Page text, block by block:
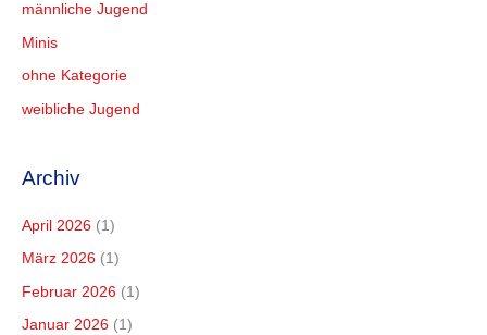
männliche Jugend
Minis
ohne Kategorie
weibliche Jugend
Archiv
April 2026 (1)
März 2026 (1)
Februar 2026 (1)
Januar 2026 (1)